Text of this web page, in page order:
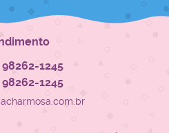
1245
1245